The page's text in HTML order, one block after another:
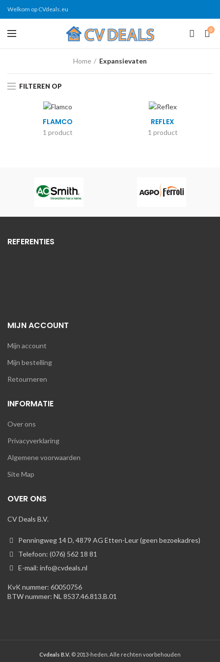
Welkom op CVdeals.eu
0
Home Expansievaten
FILTEREN OP
FLAMCO
1 product
REFLEX
1 product
REFERENTIES
MIJN ACCOUNT
Mijn account
Mijn bestelling
Retourneren
INFORMATIE
Over ons
Privacyverklaring
Algemene voorwaarden
Site Map
OVER ONS
CV Deals B.V.
Penningweg 14 D, 4879 AG Etten-Leur (geen bezoekadres)
Telefoon: (076) 562 18 81
E-mail: info@cvdeals.nl
KvK nummer: 60050756
BTW nummer: NL 8537.46.813.B.01
Cvdeals B.V. © 2013-heden. Alle rechten voorbehouden